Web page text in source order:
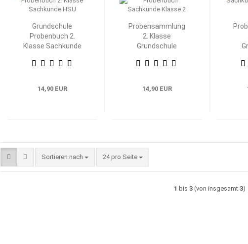
Grundschule
Probenbuch 2.
Klasse Sachkunde
14,90 EUR
Probensammlung
2. Klasse
Grundschule
Sachkunde
14,90 EUR
Sortieren nach
Sortieren nach 24 pro Seite
pro Seite
1 bis 3(von insgesamt 3)